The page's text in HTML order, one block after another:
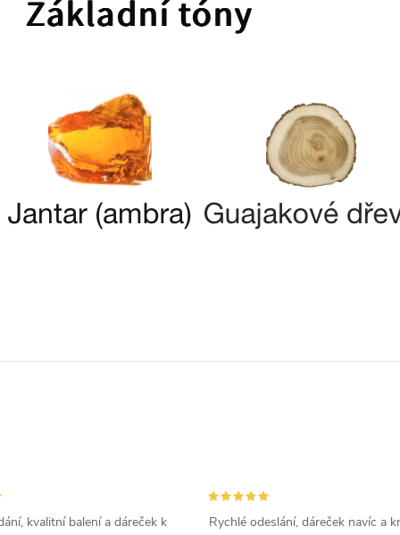
kvalitní balení a dáreček k
Rychlé odeslání, dáreček navíc a